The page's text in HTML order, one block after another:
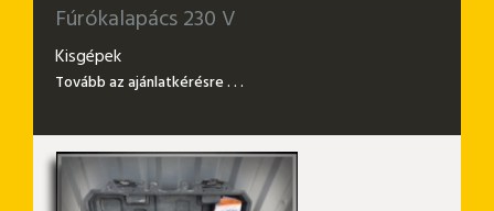
Fúrókalapács 230 V
Kisgépek
Tovább az ajánlatkérésre . . .